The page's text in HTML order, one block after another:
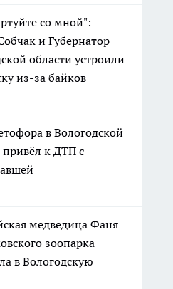
со мной":
и Губернатор
области устроили
из-за байков
в Вологодской
привёл к ДТП с
медведица Фаня
зоопарка
в Вологодскую